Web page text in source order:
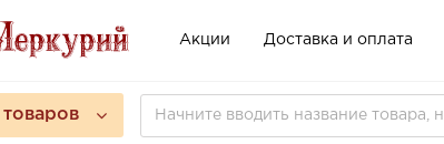
Акции Доставка и оплата
товаров